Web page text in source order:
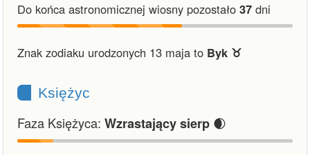
Do końca astronomicznej wiosny pozostało 37 dni
Znak zodiaku urodzonych 13 maja to Byk ♉︎
Księżyc
Faza Księżyca: Wzrastający sierp 🌒